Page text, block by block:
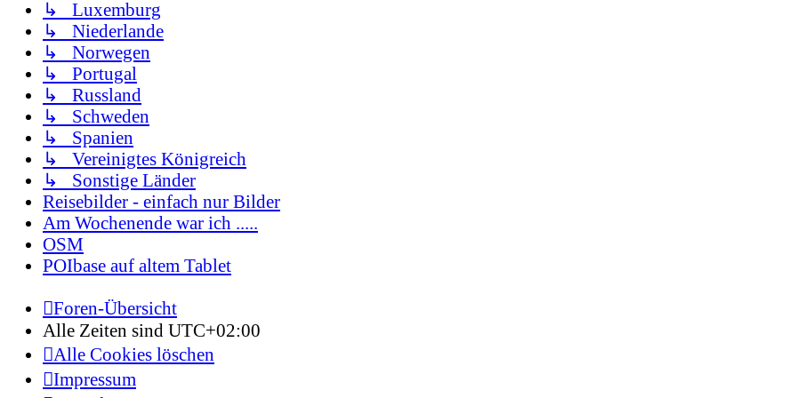
↳ Luxemburg
↳ Niederlande
↳ Norwegen
↳ Portugal
↳ Russland
↳ Schweden
↳ Spanien
↳ Vereinigtes Königreich
↳ Sonstige Länder
Reisebilder - einfach nur Bilder
Am Wochenende war ich .....
OSM
POIbase auf altem Tablet
Foren-Übersicht
Alle Zeiten sind UTC+02:00
Alle Cookies löschen
Impressum